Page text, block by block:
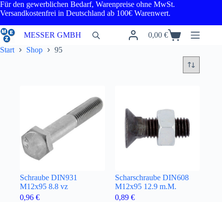
Zum
Inhalt
Für den gewerblichen Bedarf, Warenpreise ohne MwSt.
Versandkostenfrei in Deutschland ab 100€ Warenwert.
MESSER GMBH Warenkorb
0,00€
Start
Shop 95
Schraube DIN931
M12x95 8.8 vz
0,96 €
Scharschraube DIN608
M12x95 12.9 m.M.
0,89 €